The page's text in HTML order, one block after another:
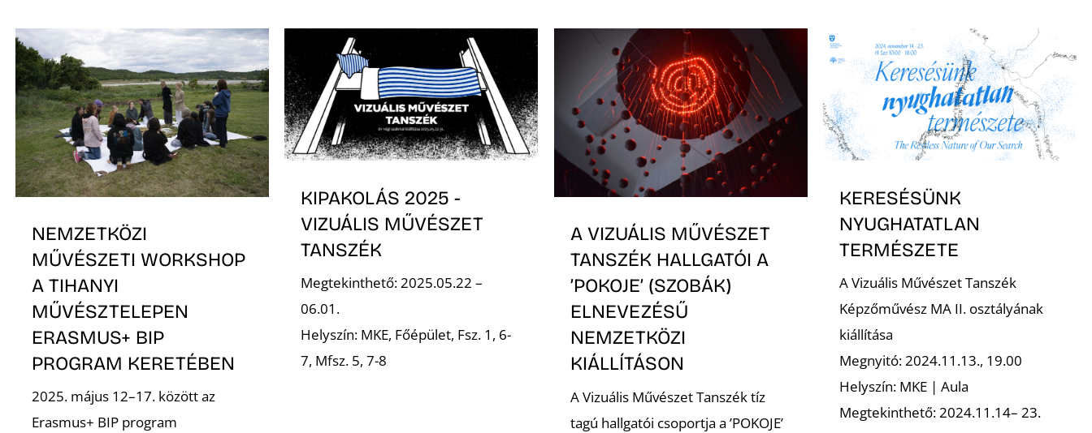
NEMZETKÖZI
MŰVÉSZETI WORKSHOP
A TIHANYI
MŰVÉSZTELEPEN
ERASMUS+ BIP
PROGRAM KERETÉBEN
2025. május 12–17. között az
Erasmus+ BIP program
KIPAKOLÁS 2025 -
VIZUÁLIS MŰVÉSZET
TANSZÉK
Megtekinthető: 2025.05.22 –
06.01.
Helyszín: MKE, Főépület, Fsz. 1, 6-
7, Mfsz. 5, 7-8
A VIZUÁLIS MŰVÉSZET
TANSZÉK HALLGATÓI A
’POKOJE’ (SZOBÁK)
ELNEVEZÉSŰ
NEMZETKÖZI
KIÁLLÍTÁSON
A Vizuális Művészet Tanszék tíz
tagú hallgatói csoportja a ’POKOJE’
KERESÉSÜNK
NYUGHATATLAN
TERMÉSZETE
A Vizuális Művészet Tanszék
Képzőművész MA II. osztályának
kiállítása
Megnyitó: 2024.11.13., 19.00
Helyszín: MKE | Aula
Megtekinthető: 2024.11.14– 23.